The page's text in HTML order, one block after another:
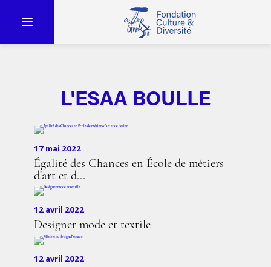
L'ESAA BOULLE
17 mai 2022
Égalité des Chances en École de métiers
d'art et d...
12 avril 2022
Designer mode et textile
12 avril 2022